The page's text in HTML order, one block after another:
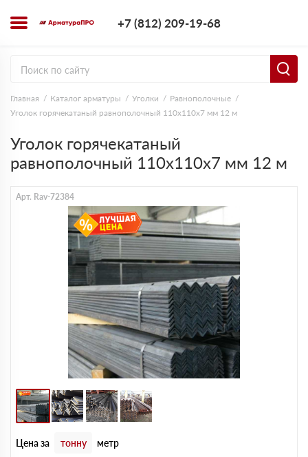
+7 (812) 209-19-68
Главная Каталог арматуры Уголки
Равнополочные
Уголок горячекатаный равнополочный 110х110х7 мм 12 м
Уголок горячекатаный
равнополочный 110х110х7 мм 12 м
Арт. Rav-72384
Цена за тонну метр